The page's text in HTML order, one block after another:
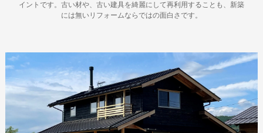
イントです。古い材や、古い建具を綺麗にして再利用することも、新築
には無いリフォームならではの面白さです。